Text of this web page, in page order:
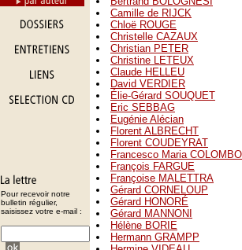
Pour recevoir notre
bulletin régulier,
saisissez votre e-mail :
Camille de RIJCK
Chloë ROUGE
Christelle CAZAUX
Christian PETER
Christine LETEUX
Claude HELLEU
David VERDIER
Élie-Gérard SOUQUET
Eric SEBBAG
Eugénie Alécian
Florent ALBRECHT
Florent COUDEYRAT
Francesco Maria COLOMBO
François FARGUE
Françoise MALETTRA
Gérard CORNELOUP
Gérard HONORÉ
Gérard MANNONI
Hélène BORIE
Hermann GRAMPP